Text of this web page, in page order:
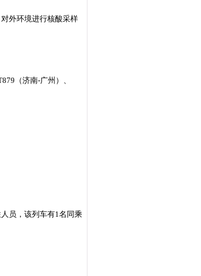
外环境进行核酸采样
（济南-广州）、
员，该列车有1名同乘